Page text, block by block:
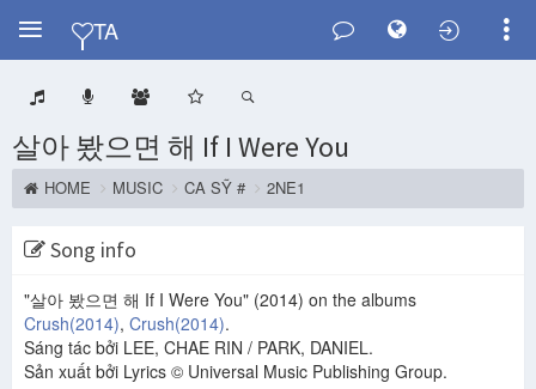
Y
TA
살아 봤으면 해 If I Were You
HOME MUSIC CA SỸ # 2NE1
Song info
"살아 봤으면 해 If I Were You" (2014) on the albums
Crush(2014), Crush(2014).
Sáng tác bởi LEE, CHAE RIN / PARK, DANIEL.
Sản xuất bởi Lyrics © Universal Music Publishing Group.